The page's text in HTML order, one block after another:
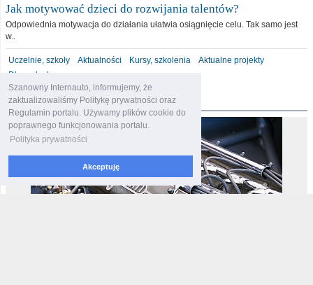
Szanowny Internauto, informujemy, że
zaktualizowaliśmy Politykę prywatności oraz
Regulamin portalu. Używamy plików cookie do
poprawnego funkcjonowania portalu.
Polityka prywatności
Akceptuję
Jak motywować dzieci do rozwijania talentów?
Odpowiednia motywacja do działania ułatwia osiągnięcie celu. Tak samo jest
w..
Uczelnie, szkoły Aktualności Kursy, szkolenia
Aktualne projekty
Dla malucha
motoryzacja